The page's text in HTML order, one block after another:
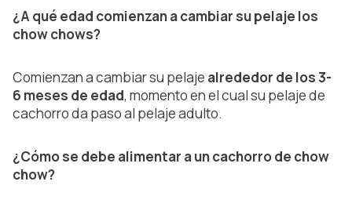
¿A qué edad comienzan a cambiar su pelaje los
chow chows?
Comienzan a cambiar su pelaje alrededor de los 3-
6 meses de edad, momento en el cual su pelaje de
cachorro da paso al pelaje adulto.
¿Cómo se debe alimentar a un cachorro de chow
chow?